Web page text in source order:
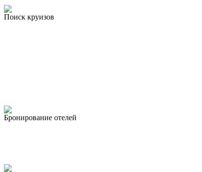
Поиск круизов
Бронирование отелей